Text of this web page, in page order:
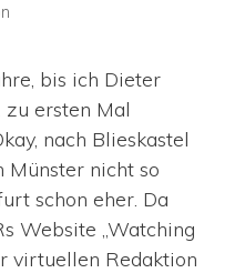
bis ich Dieter
zu ersten Mal
nach Blieskastel
Münster nicht so
schon eher. Da
Website „Watching
virtuellen Redaktion